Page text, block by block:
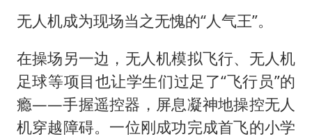
无人机成为现场当之无愧的“人气王”。
在操场另一边，无人机模拟飞行、无人机
足球等项目也让学生们过足了“飞行员”的
瘾——手握遥控器，屏息凝神地操控无人
机穿越障碍。一位刚成功完成首飞的小学